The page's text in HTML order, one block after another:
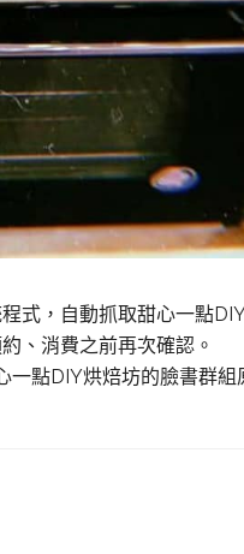
式，自動抓取甜心一點
、消費之前再次確認。
一點DIY烘焙坊的臉書群組